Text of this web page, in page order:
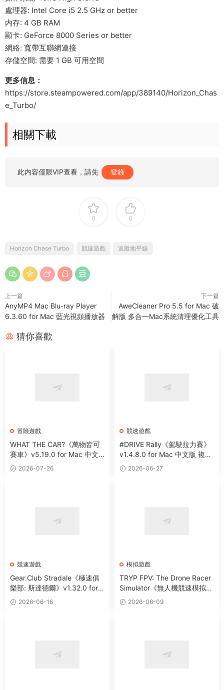
處理器: Intel Core i5 2.5 GHz or better
内存: 4 GB RAM
顯卡: GeForce 8000 Series or better
網絡: 寬帶互聯網連接
存儲空間: 需要 1 GB 可用空間
更多信息：
https://store.steampowered.com/app/389140/Horizon_Chas
e_Turbo/
相關下載
此内容僅限VIP查看，請先 登錄
0 0
Horizon Chase Turbo 競速遊戲 追蹤地平線
上一篇
AnyMP4 Mac Blu-ray Player
6.3.60 for Mac 藍光視頻播放器
下一篇
AweCleaner Pro 5.5 for Mac 破
解版 多合一Mac系統清理優化工具
猜你喜歡
冒險遊戲
WHAT THE CAR?《萬物皆可
賽車》v5.19.0 for Mac 中文
版 賽車競速冒險遊戲
2026-07-26
競速遊戲
#DRIVE Rally《駕駛拉力賽》
v1.4.8.0 for Mac 中文版 複古
風拉力賽競速遊戲
2026-06-27
競速遊戲
Gear.Club Stradale《極速俱
樂部: 斯達德爾》v1.32.0 for
Mac 中文版 好玩的賽車競速
遊戲
2026-06-16
模拟遊戲
TRYP FPV: The Drone Racer
Simulator《無人機競速模拟
器》v0.4.11123 for MacOS-A
RM 中文版 第一視角無人機競
2026-06-09